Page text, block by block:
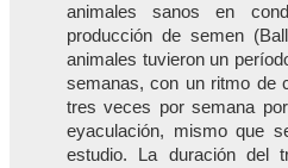
animales sanos en
producción de semen
animales tuvieron un
semanas, con un ritmo de
tres veces por semana
eyaculación, mismo que
estudio. La duración del